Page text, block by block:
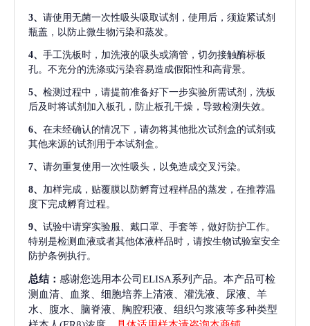
3、 请使用无菌一次性吸头吸取试剂，使用后，须旋紧试剂
瓶盖，以防止微生物污染和蒸发。
4、 手工洗板时，加洗液的吸头或滴管，切勿接触酶标板
孔。不充分的洗涤或污染容易造成假阳性和高背景。
5、 检测过程中，请提前准备好下一步实验所需试剂，洗板
后及时将试剂加入板孔，防止板孔干燥，导致检测失效。
6、 在未经确认的情况下，请勿将其他批次试剂盒的试剂或
其他来源的试剂用于本试剂盒。
7、 请勿重复使用一次性吸头，以免造成交叉污染。
8、 加样完成，贴覆膜以防孵育过程样品的蒸发，在推荐温
度下完成孵育过程。
9、 试验中请穿实验服、戴口罩、手套等，做好防护工作。
特别是检测血液或者其他体液样品时，请按生物试验室安全
防护条例执行。
总结： 感谢您选用本公司ELISA系列产品。本产品可检
测血清、血浆、细胞培养上清液、灌洗液、尿液、羊
水、腹水、脑脊液、胸腔积液、组织匀浆液等多种类型